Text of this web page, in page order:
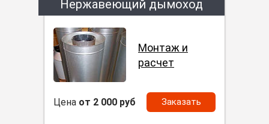
Нержавеющий дымоход
Монтаж и
расчет
Цена от 2 000 руб Заказать